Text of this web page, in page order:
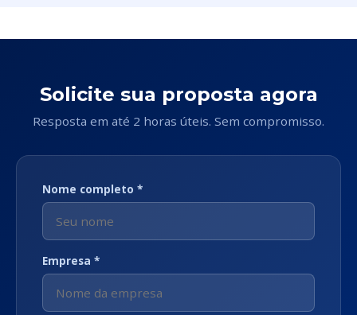
Solicite sua proposta agora
Resposta em até 2 horas úteis. Sem compromisso.
Nome completo *
Empresa *